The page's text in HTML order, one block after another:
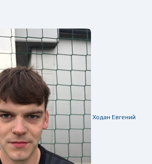
Ходан Евгений